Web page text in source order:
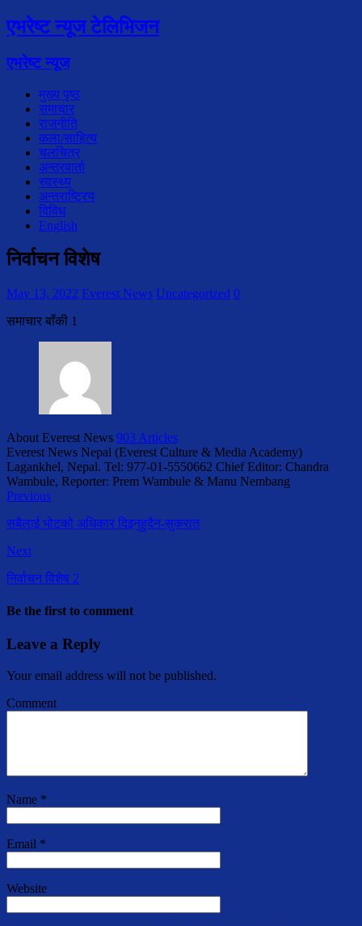
एभरेष्ट न्यूज टेलिभिजन
एभरेष्ट न्यूज
मुख्य पृष्ठ
समाचार
राजनीति
कला/साहित्य
चलचित्र
अन्तरवार्ता
स्वस्थ्य
अन्तराष्ट्रिय
विविध
English
निर्वाचन विशेष
May 13, 2022 Everest News Uncategorized 0
समाचार बाँकी 1
About Everest News 903 Articles
Everest News Nepal (Everest Culture & Media Academy)
Lagankhel, Nepal. Tel: 977-01-5550662 Chief Editor: Chandra
Wambule, Reporter: Prem Wambule & Manu Nembang
Previous
सबैलाई भोटको अधिकार दिइनुहुदैन-सुकरात
Next
निर्वाचन विशेष 2
Be the first to comment
Leave a Reply
Your email address will not be published.
Comment
Name *
Email *
Website